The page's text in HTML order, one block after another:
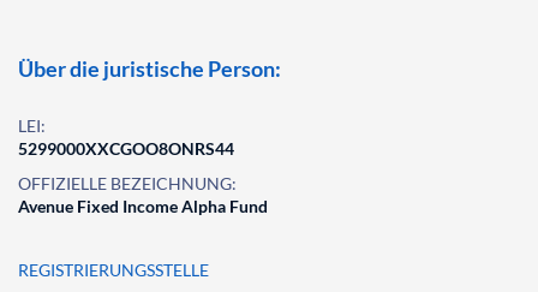
Über die juristische Person:
LEI:
5299000XXCGOO8ONRS44
OFFIZIELLE BEZEICHNUNG:
Avenue Fixed Income Alpha Fund
REGISTRIERUNGSSTELLE